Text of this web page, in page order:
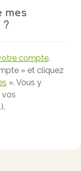
mes
compte.
» et cliquez
». Vous y
vos